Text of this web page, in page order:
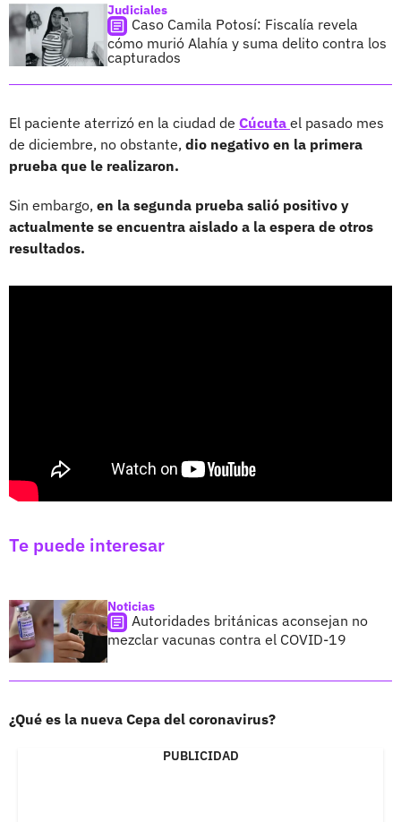
Judiciales
Caso Camila Potosí: Fiscalía revela
cómo murió Alahía y suma delito contra los
capturados
El paciente aterrizó en la ciudad de Cúcuta el pasado mes
de diciembre, no obstante, dio negativo en la primera
prueba que le realizaron.
Sin embargo, en la segunda prueba salió positivo y
actualmente se encuentra aislado a la espera de otros
resultados.
Te puede interesar
Noticias
Autoridades británicas aconsejan no
mezclar vacunas contra el COVID-19
¿Qué es la nueva Cepa del coronavirus?
PUBLICIDAD